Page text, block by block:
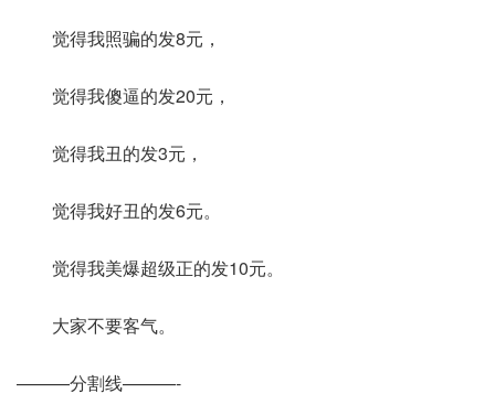
觉得我照骗的发8元，
觉得我傻逼的发20元，
觉得我丑的发3元，
觉得我好丑的发6元。
觉得我美爆超级正的发10元。
大家不要客气。
———分割线———-